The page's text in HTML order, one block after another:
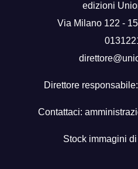
edizioni
Via Milano 122 -
Direttore
Contattaci:
Stock immagini di